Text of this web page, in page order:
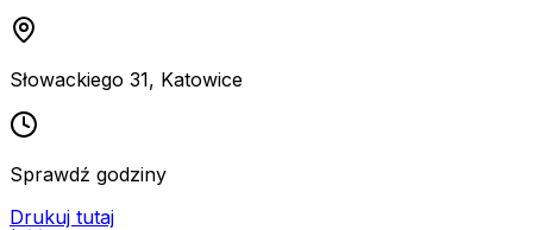
Słowackiego 31, Katowice
Sprawdź godziny
Drukuj tutaj